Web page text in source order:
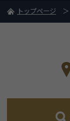
トップページ